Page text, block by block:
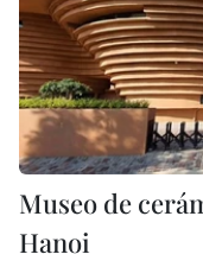
Museo de
Hanoi